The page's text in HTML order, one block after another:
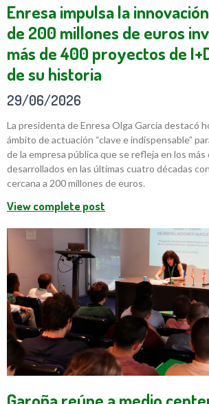
Enresa impulsa la
de 200 millones de euros
más de 400 proyectos de
de su historia
29/06/2026
La presidenta de Enresa Olga García destacó
ámbito de actuación “clave e indispensable”
de la empresa pública que se refleja en los
desarrollados en las últimas cuatro décadas
cercana a 200 millones de euros.
View complete post